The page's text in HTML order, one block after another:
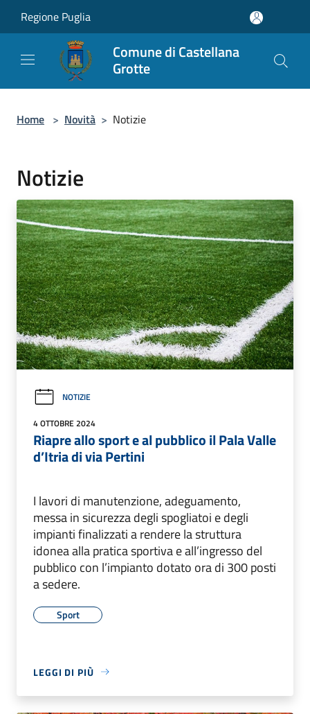
Regione Puglia
Comune di Castellana
Grotte
Home > Novità > Notizie
Notizie
NOTIZIE
4 OTTOBRE 2024
Riapre allo sport e al pubblico il Pala Valle
d’Itria di via Pertini
I lavori di manutenzione, adeguamento,
messa in sicurezza degli spogliatoi e degli
impianti finalizzati a rendere la struttura
idonea alla pratica sportiva e all’ingresso del
pubblico con l’impianto dotato ora di 300 posti
a sedere.
Sport
LEGGI DI PIÙ